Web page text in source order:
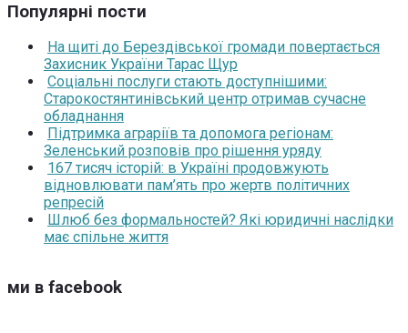
Популярні пости
На щиті до Берездівської громади повертається
Захисник України Тарас Щур
Соціальні послуги стають доступнішими:
Старокостянтинівський центр отримав сучасне
обладнання
Підтримка аграріїв та допомога регіонам:
Зеленський розповів про рішення уряду
167 тисяч історій: в Україні продовжують
відновлювати пам’ять про жертв політичних
репресій
Шлюб без формальностей? Які юридичні наслідки
має спільне життя
ми в facebook